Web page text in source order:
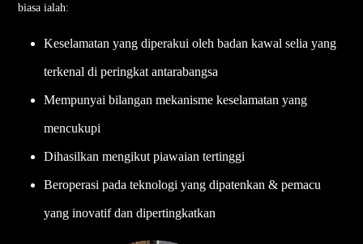
biasa ialah:
Keselamatan yang diperakui oleh badan kawal selia yang
terkenal di peringkat antarabangsa
Mempunyai bilangan mekanisme keselamatan yang
mencukupi
Dihasilkan mengikut piawaian tertinggi
Beroperasi pada teknologi yang dipatenkan & pemacu
yang inovatif dan dipertingkatkan